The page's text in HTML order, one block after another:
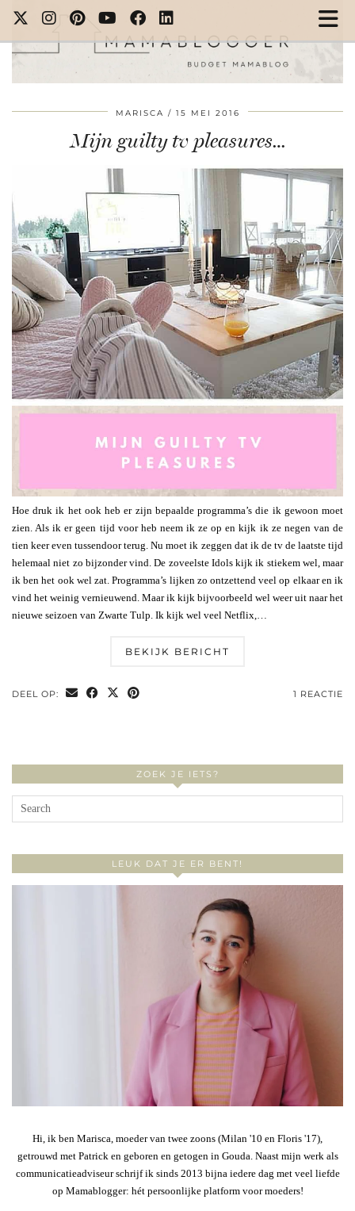
MARISCA 15 MEI 2016
Mijn guilty tv pleasures…
Hoe druk ik het ook heb er zijn bepaalde programma’s die ik gewoon moet
zien. Als ik er geen tijd voor heb neem ik ze op en kijk ik ze negen van de
tien keer even tussendoor terug. Nu moet ik zeggen dat ik de tv de laatste tijd
helemaal niet zo bijzonder vind. De zoveelste Idols kijk ik stiekem wel, maar
ik ben het ook wel zat. Programma’s lijken zo ontzettend veel op elkaar en ik
vind het weinig vernieuwend. Maar ik kijk bijvoorbeeld wel weer uit naar het
nieuwe seizoen van Zwarte Tulp. Ik kijk wel veel Netflix,…
BEKIJK BERICHT
DEEL OP: 1 REACTIE
ZOEK JE IETS?
LEUK DAT JE ER BENT!
Hi, ik ben Marisca, moeder van twee zoons (Milan '10 en Floris '17),
getrouwd met Patrick en geboren en getogen in Gouda. Naast mijn werk als
communicatieadviseur schrijf ik sinds 2013 bijna iedere dag met veel liefde
op Mamablogger: hét persoonlijke platform voor moeders!